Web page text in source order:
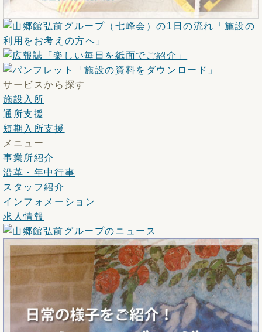
サービスから探す
施設入所
通所支援
短期入所支援
メニュー
事業所紹介
沿革・年中行事
スタッフ紹介
インフォメーション
求人情報